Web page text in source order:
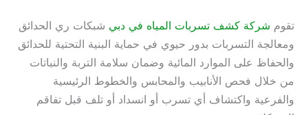
تقوم شركة كشف تسربات المياه في دبي شبكات ري الحدائق
ومعالجة التسربات بدور حيوي في حماية البنية التحتية للحدائق
والحفاظ على الموارد المائية وضمان سلامة التربة والنباتات
من خلال فحص الأنابيب والمحابس والخطوط الرئيسية
والفرعية واكتشاف أي تسرب أو انسداد أو تلف قبل تفاقم